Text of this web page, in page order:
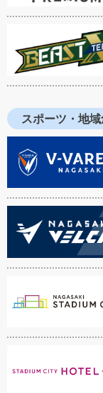
スポーツ・地